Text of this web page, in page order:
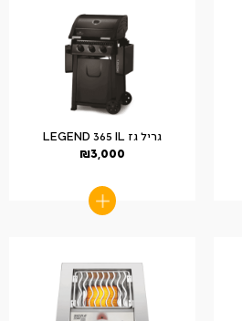
גריל גז LEGEND 365 IL
₪3,000